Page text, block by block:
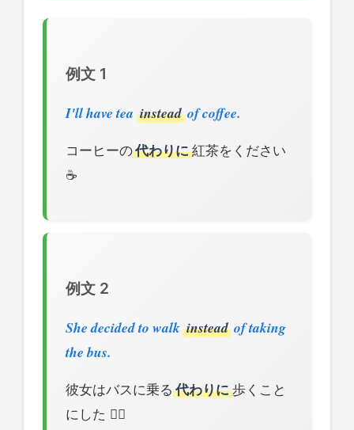
例文 1
I'll have tea instead of coffee.
コーヒーの代わりに紅茶をください
☕️
例文 2
She decided to walk instead of taking
the bus.
彼女はバスに乗る 代わりに歩くこと
にした 🚶‍♀️